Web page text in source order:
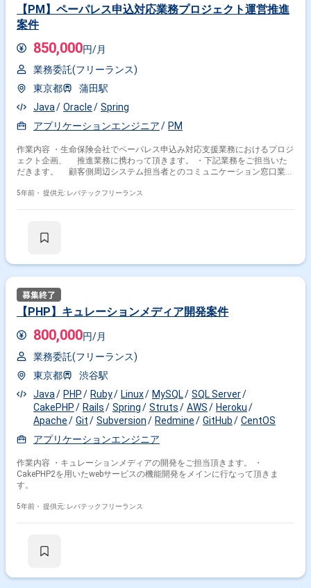
【PM】ペーパレス申込対応業務プロジェクト運営推進
案件
850,000円/月
業務委託(フリーランス)
東京都
蒲田駅
Java
Oracle
Spring
アプリケーションエンジニア
PM
作業内容 ・生命保険会社でペーパレス申込み対応支援業務におけるプロジ
ェクト企画、 推進業務に携わって頂きます。 ・下記業務をご担当いた
だきます。 顧客側周辺システム担当者とのコミュニケーション窓口業務
システム子会社)
5年前・ 提供元: レバテックフリーランス
【PHP】キュレーションメディア開発案件
800,000円/月
業務委託(フリーランス)
東京都
渋谷駅
Java
PHP Ruby Linux MySQL
SQL Server
CakePHP
Rails Spring Struts AWS
Heroku
Apache
Git Subversion Redmine GitHub
CentOS
アプリケーションエンジニア
作業内容 ・キュレーションメディアの開発をご担当頂きます。 ・
CakePHP2を用いたwebサービスの機能開発をメインに行なって頂きま
す。
5年前・ 提供元: レバテックフリーランス